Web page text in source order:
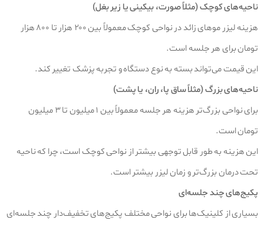
ناحیه‌های کوچک (مثلاً صورت، بیکینی یا زیر بغل)
هزینه لیزر موهای زائد در نواحی کوچک معمولاً بین ۲۰۰ هزار تا ۸۰۰ هزار
تومان برای هر جلسه است.
این قیمت می‌تواند بسته به نوع دستگاه و تجربه پزشک تغییر کند.
ناحیه‌های بزرگ (مثلاً ساق پا، ران، یا پشت)
برای نواحی بزرگ‌تر هزینه هر جلسه معمولاً بین ۱ میلیون تا ۳ میلیون
تومان است.
این هزینه به طور قابل توجهی بیشتر از نواحی کوچک است، چرا که ناحیه
تحت درمان بزرگ‌تر و زمان لیزر بیشتر است.
پکیج‌های چند جلسه‌ای
بسیاری از کلینیک‌ها برای نواحی مختلف پکیج‌های تخفیف‌دار چند جلسه‌ای